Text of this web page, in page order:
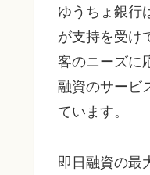
ゆうちょ銀行
が支持を受け
客のニーズに
融資のサービ
ています。
即日融資の最